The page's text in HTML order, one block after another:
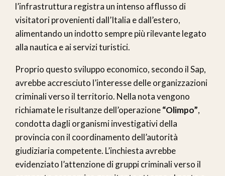
l’infrastruttura registra un intenso afflusso di
visitatori provenienti dall’Italia e dall’estero,
alimentando un indotto sempre più rilevante legato
alla nautica e ai servizi turistici.
Proprio questo sviluppo economico, secondo il Sap,
avrebbe accresciuto l’interesse delle organizzazioni
criminali verso il territorio. Nella nota vengono
richiamate le risultanze dell’operazione“Olimpo”,
condotta dagli organismi investigativi della
provincia con il coordinamento dell’autorità
giudiziaria competente. L’inchiesta avrebbe
evidenziato l’attenzione di gruppi criminali verso il